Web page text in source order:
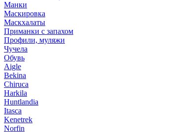
Манки
Маскировка
Маскхалаты
Приманки с запахом
Профили, муляжи
Чучела
Обувь
Aigle
Bekina
Chiruсa
Harkila
Huntlandia
Itasca
Kenetrek
Norfin